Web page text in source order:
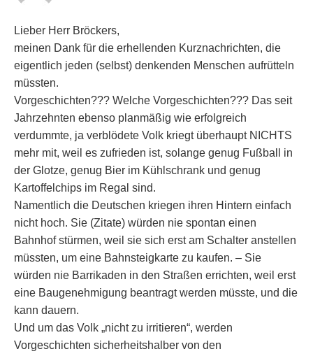
Lieber Herr Bröckers,
meinen Dank für die erhellenden Kurznachrichten, die
eigentlich jeden (selbst) denkenden Menschen aufrütteln
müssten.
Vorgeschichten??? Welche Vorgeschichten??? Das seit
Jahrzehnten ebenso planmäßig wie erfolgreich
verdummte, ja verblödete Volk kriegt überhaupt NICHTS
mehr mit, weil es zufrieden ist, solange genug Fußball in
der Glotze, genug Bier im Kühlschrank und genug
Kartoffelchips im Regal sind.
Namentlich die Deutschen kriegen ihren Hintern einfach
nicht hoch. Sie (Zitate) würden nie spontan einen
Bahnhof stürmen, weil sie sich erst am Schalter anstellen
müssten, um eine Bahnsteigkarte zu kaufen. – Sie
würden nie Barrikaden in den Straßen errichten, weil erst
eine Baugenehmigung beantragt werden müsste, und die
kann dauern.
Und um das Volk „nicht zu irritieren“, werden
Vorgeschichten sicherheitshalber von den